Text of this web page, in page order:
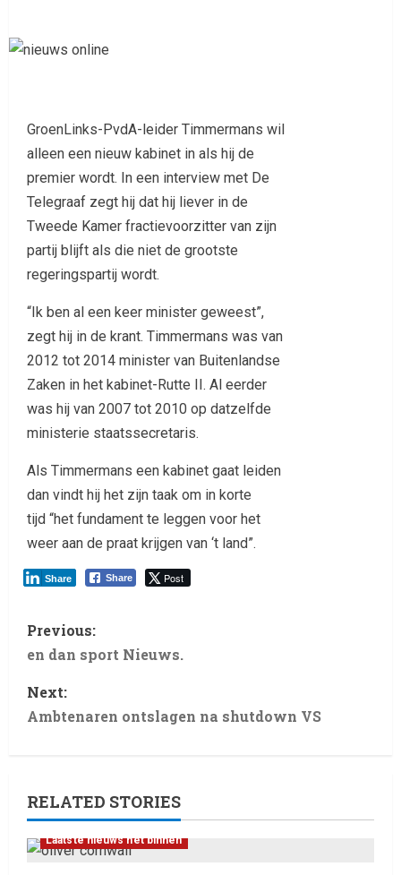
GroenLinks-PvdA-leider Timmermans wil
alleen een nieuw kabinet in als hij de
premier wordt. In een interview met De
Telegraaf zegt hij dat hij liever in de
Tweede Kamer fractievoorzitter van zijn
partij blijft als die niet de grootste
regeringspartij wordt.
“Ik ben al een keer minister geweest”,
zegt hij in de krant. Timmermans was van
2012 tot 2014 minister van Buitenlandse
Zaken in het kabinet-Rutte II. Al eerder
was hij van 2007 tot 2010 op datzelfde
ministerie staatssecretaris.
Als Timmermans een kabinet gaat leiden
dan vindt hij het zijn taak om in korte
tijd “het fundament te leggen voor het
weer aan de praat krijgen van ‘t land”.
Share Post
Share
Previous:
en dan sport Nieuws.
Next:
Ambtenaren ontslagen na shutdown VS
RELATED STORIES
Laatste nieuws net binnen